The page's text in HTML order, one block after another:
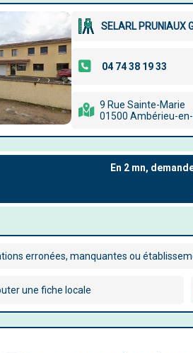
SELARL PRUNIAUX
9 Rue Sainte-Marie
01500 Ambérieu-
erronées, manquantes ou
une fiche locale